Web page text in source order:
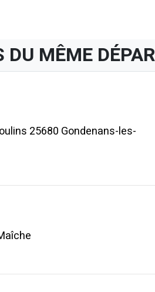
DU MÊME
25680 Gondenans-les-